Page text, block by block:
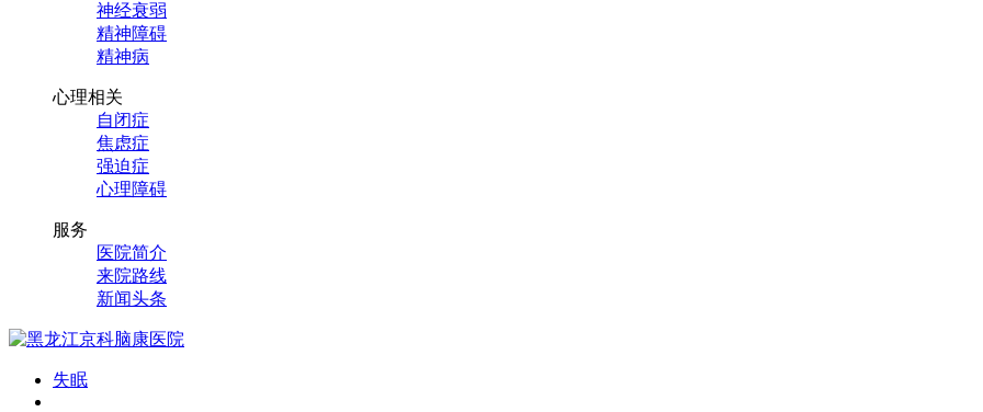
神经衰弱
精神障碍
精神病
心理相关
自闭症
焦虑症
强迫症
心理障碍
服务
医院简介
来院路线
新闻头条
失眠